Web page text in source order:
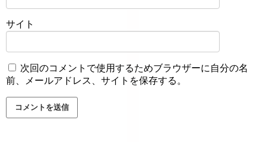
サイト
次回のコメントで使用するためブラウザーに自分の名
前、メールアドレス、サイトを保存する。